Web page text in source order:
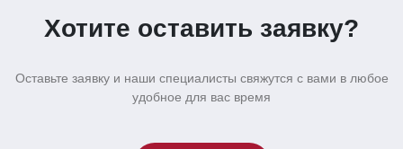
Хотите оставить заявку?
Оставьте заявку и наши специалисты свяжутся с вами в любое
удобное для вас время